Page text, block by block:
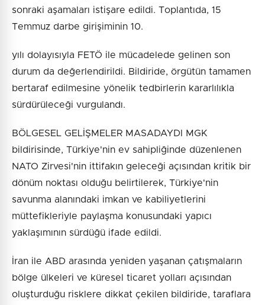
sonraki aşamaları istişare edildi. Toplantıda, 15
Temmuz darbe girişiminin 10.
yılı dolayısıyla FETÖ ile mücadelede gelinen son
durum da değerlendirildi. Bildiride, örgütün tamamen
bertaraf edilmesine yönelik tedbirlerin kararlılıkla
sürdürüleceği vurgulandı.
BÖLGESEL GELİŞMELER MASADAYDI MGK
bildirisinde, Türkiye'nin ev sahipliğinde düzenlenen
NATO Zirvesi'nin ittifakın geleceği açısından kritik bir
dönüm noktası olduğu belirtilerek, Türkiye'nin
savunma alanındaki imkan ve kabiliyetlerini
müttefikleriyle paylaşma konusundaki yapıcı
yaklaşımının sürdüğü ifade edildi.
İran ile ABD arasında yeniden yaşanan çatışmaların
bölge ülkeleri ve küresel ticaret yolları açısından
oluşturduğu risklere dikkat çekilen bildiride, taraflara